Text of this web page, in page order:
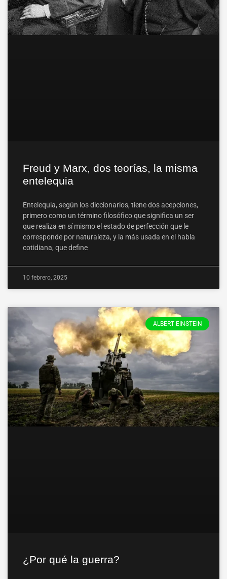
Freud y Marx, dos teorías, la misma
entelequia
Entelequia, según los diccionarios, tiene dos acepciones,
primero como un término filosófico que significa un ser
que realiza en sí mismo el estado de perfección que le
corresponde por naturaleza, y la más usada en el habla
cotidiana, que define
10 febrero, 2025
ALBERT EINSTEIN
¿Por qué la guerra?